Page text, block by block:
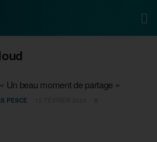
Un beau moment de partage »
PESCE